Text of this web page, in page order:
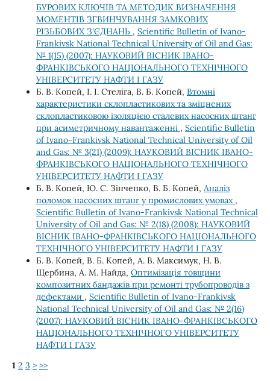
БУРОВИХ КЛЮЧІВ ТА МЕТОДИК ВИЗНАЧЕННЯ
МОМЕНТІВ ЗГВИНЧУВАННЯ ЗАМКОВИХ
РІЗЬБОВИХ З'ЄДНАНЬ , Scientific Bulletin of Ivano-
Frankivsk National Technical University of Oil and Gas:
№ 1(15) (2007): НАУКОВИЙ ВІСНИК ІВАНО-
ФРАНКІВСЬКОГО НАЦІОНАЛЬНОГО ТЕХНІЧНОГО
УНІВЕРСИТЕТУ НАФТИ І ГАЗУ
Б. В. Копей, І. І. Стеліга, В. Б. Копей, Втомні
характеристики склопластикових та зміцнених
склопластиковою ізоляцією сталевих насосних штанг
при асиметричному навантаженні , Scientific Bulletin
of Ivano-Frankivsk National Technical University of Oil
and Gas: № 3(21) (2009): НАУКОВИЙ ВІСНИК ІВАНО-
ФРАНКІВСЬКОГО НАЦІОНАЛЬНОГО ТЕХНІЧНОГО
УНІВЕРСИТЕТУ НАФТИ І ГАЗУ
Б. В. Копей, Ю. С. Зінченко, В. Б. Копей, Аналіз
поломок насосних штанг у промислових умовах ,
Scientific Bulletin of Ivano-Frankivsk National Technical
University of Oil and Gas: № 2(18) (2008): НАУКОВИЙ
ВІСНИК ІВАНО-ФРАНКІВСЬКОГО НАЦІОНАЛЬНОГО
ТЕХНІЧНОГО УНІВЕРСИТЕТУ НАФТИ І ГАЗУ
Б. В. Копей, В. Б. Копей, А. В. Максимук, Н. В.
Щербина, А. М. Найда, Оптимізація товщини
композитних бандажів при ремонті трубопроводів з
дефектами , Scientific Bulletin of Ivano-Frankivsk
National Technical University of Oil and Gas: № 2(16)
(2007): НАУКОВИЙ ВІСНИК ІВАНО-ФРАНКІВСЬКОГО
НАЦІОНАЛЬНОГО ТЕХНІЧНОГО УНІВЕРСИТЕТУ
НАФТИ І ГАЗУ
1 2 3 > >>